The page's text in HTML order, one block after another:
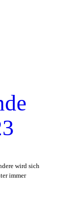
wird sich
immer